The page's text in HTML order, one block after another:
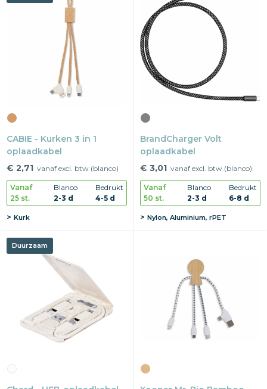
CABIE - Kurken 3 in 1
oplaadkabel
€ 2,71 vanaf excl. btw (blanco)
Vanaf
25 st.
Blanco
2-3 d
Bedrukt
4-5 d
Kurk
BrandCharger Volt
oplaadkabel
€ 3,01 vanaf excl. btw (blanco)
Vanaf
50 st.
Blanco
2-3 d
Bedrukt
6-8 d
Nylon, Aluminium, rPET
Duurzaam